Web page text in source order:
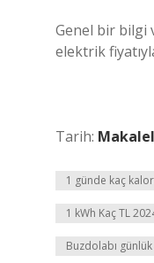
Genel bir bilgi
elektrik
Tarih:
1 günde kaç
1 kWh Kaç TL
Buzdolabı